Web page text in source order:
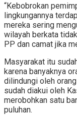
“Kebobrokan
lingkungannya
mereka sering
wilayah berkata
PP dan camat jika
Masyarakat itu
karena banyaknya
dilindungi oleh
sudah diakui oleh
merobohkan satu
puluhan.